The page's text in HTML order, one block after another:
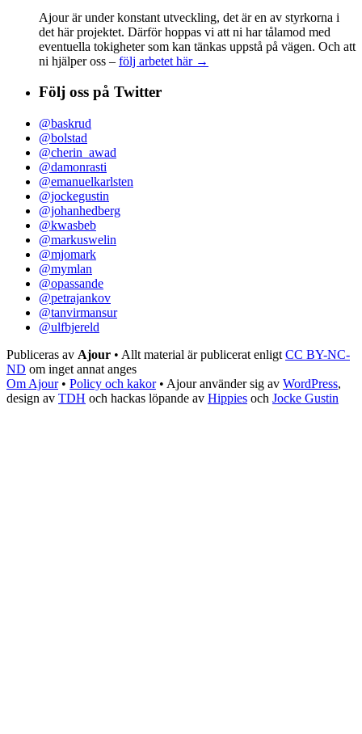
Ajour är under konstant utveckling, det är en av styrkorna i
det här projektet. Därför hoppas vi att ni har tålamod med
eventuella tokigheter som kan tänkas uppstå på vägen. Och att
ni hjälper oss – följ arbetet här →
Följ oss på Twitter
@baskrud
@bolstad
@cherin_awad
@damonrasti
@emanuelkarlsten
@jockegustin
@johanhedberg
@kwasbeb
@markuswelin
@mjomark
@mymlan
@opassande
@petrajankov
@tanvirmansur
@ulfbjereld
Publiceras av Ajour • Allt material är publicerat enligt CC BY-NC-
ND om inget annat anges
Om Ajour• Policy och kakor• Ajour använder sig av WordPress,
design av TDH och hackas löpande av Hippies och Jocke Gustin